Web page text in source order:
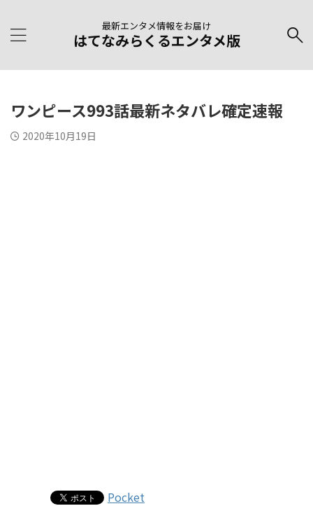
最新エンタメ情報をお届け
はてなみらくるエンタメ版
ワンピース993話最新ネタバレ確定速報
2020年10月19日
Pocket